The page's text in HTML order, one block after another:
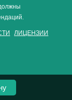
ЛИЦЕНЗИИ